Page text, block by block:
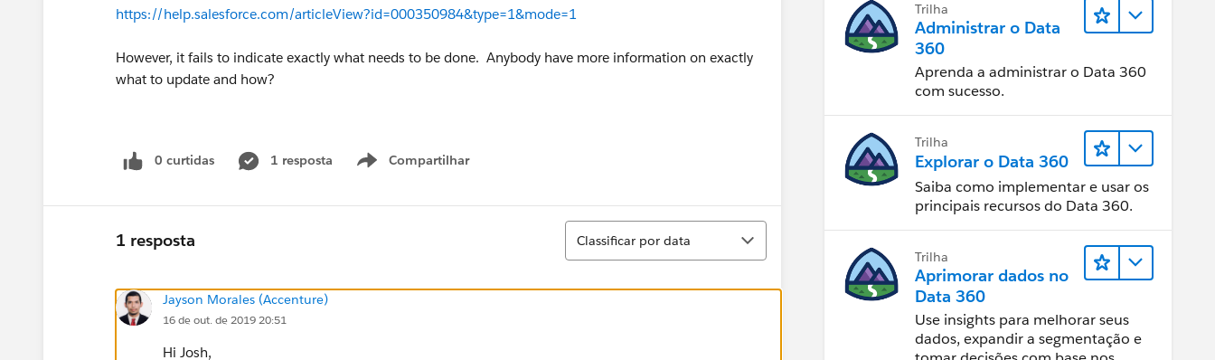
https://help.salesforce.com/articleView?id=000350984&type=1&mode=1
However, it fails to indicate exactly what needs to be done. Anybody have more information on exactly
what to update and how?
0 curtidas 1 resposta Compartilhar
Show menu
1 resposta
Classificar
Classificar por data
Jayson Morales (Accenture)
16 de out. de 2019 20:51
Hi Josh,
Trilha
Administrar o Data
360
Aprenda a administrar o Data 360
com sucesso.
Trilha
Explorar o Data 360
Saiba como implementar e usar os
principais recursos do Data 360.
Trilha
Aprimorar dados no
Data 360
Use insights para melhorar seus
dados, expandir a segmentação e